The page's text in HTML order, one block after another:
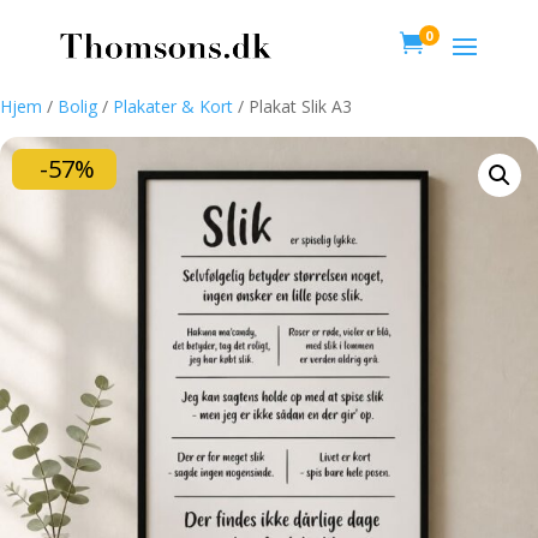
0
Hjem / Bolig / Plakater & Kort / Plakat Slik A3
-57%